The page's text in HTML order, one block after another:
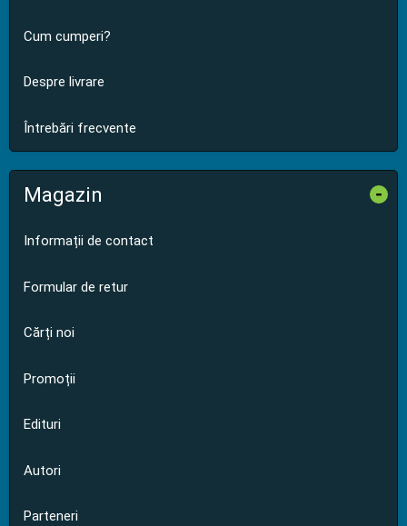
Cum cumperi?
Despre livrare
Întrebări frecvente
Magazin -
Informații de contact
Formular de retur
Cărți noi
Promoții
Edituri
Autori
Parteneri